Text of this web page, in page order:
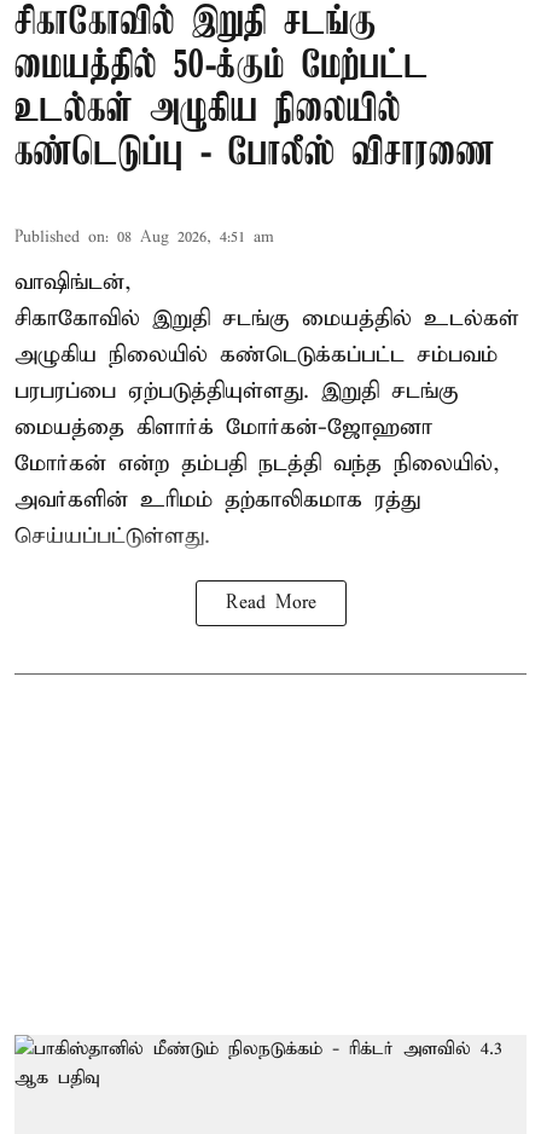
சிகாகோவில் இறுதி சடங்கு
மையத்தில் 50-க்கும் மேற்பட்ட
உடல்கள் அழுகிய நிலையில்
கண்டெடுப்பு - போலீஸ் விசாரணை
Published on: 08 Aug 2026, 4:51 am
வாஷிங்டன்,
சிகாகோவில் இறுதி சடங்கு மையத்தில் உடல்கள்
அழுகிய நிலையில் கண்டெடுக்கப்பட்ட சம்பவம்
பரபரப்பை ஏற்படுத்தியுள்ளது. இறுதி சடங்கு
மையத்தை கிளார்க் மோர்கன்-ஜோஹனா
மோர்கன் என்ற தம்பதி நடத்தி வந்த நிலையில்,
அவர்களின் உரிமம் தற்காலிகமாக ரத்து
செய்யப்பட்டுள்ளது.
Read More